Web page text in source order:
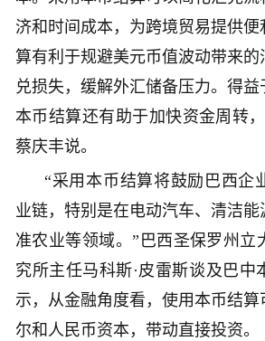
济和时间成本，为跨境贸易提供
算有利于规避美元币值波动带来的
兑损失，缓解外汇储备压力。得益
本币结算还有助于加快资金周转
蔡庆丰说。
“采用本币结算将鼓励巴西企
业链，特别是在电动汽车、清洁
准农业等领域。”巴西圣保罗州立
究所主任马科斯·皮雷斯谈及巴中
示，从金融角度看，使用本币结
尔和人民币资本，带动直接投资。